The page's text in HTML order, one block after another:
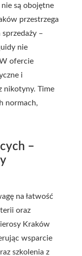
są obojętne
przestrzega
–
nie
ofercie
i
nikotyny. Time
normach,
–
na łatwość
oraz
Kraków
wsparcie
szkolenia z